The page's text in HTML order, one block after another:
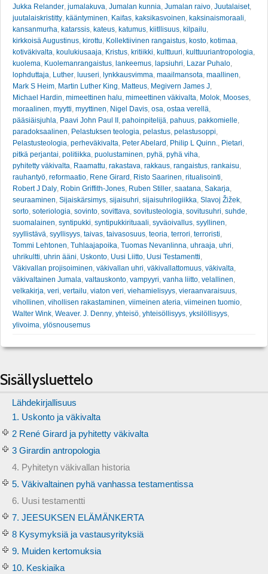
Jukka Relander, jumalakuva, Jumalan kunnia, Jumalan raivo, Juutalaiset,
juutalaiskristitty, kääntyminen, Kaifas, kaksikasvoinen, kaksinaismoraali,
kansanmurha, katarssis, kateus, katumus, kiitllisuus, kilpailu,
kirkkoisä Augustinus, kirottu, Kollektiivinen rangaistus, kosto, kotimaa,
kotiväkivalta, koulukiusaaja, Kristus, kritiikki, kulttuuri, kulttuuriantropologia,
kuolema, Kuolemanrangaistus, lankeemus, lapsiuhri, Lazar Puhalo,
lophduttaja, Luther, luuseri, lynkkausvimma, maailmansota, maallinen,
Mark S Heim, Martin Luther King, Matteus, Megivern James J,
Michael Hardin, mimeettinen halu, mimeettinen väkivalta, Molok, Mooses,
moraalinen, myytti, myyttinen, Nigel Davis, osa, ostaa verellä,
pääsiäisjuhla, Paavi John Paul II , pahoinpitelijä, pahuus, pakkomielle,
paradoksaalinen, Pelastuksen teologia, pelastus, pelastusoppi,
Pelastusteologia, perheväkivalta, Peter Abelard , Philip L Quinn., Pietari,
pitkä perjantai, politiikka, puolustaminen, pyhä, pyhä viha,
pyhitetty väkivalta, Raamattu, rakastava, rakkaus, rangaistus, rankaisu,
rauhantyö, reformaatio, Rene Girard , Risto Saarinen, ritualisointi,
Robert J Daly, Robin Griffith-Jones, Ruben Stiller, saatana, Sakarja,
seuraaminen, Sijaiskärsimys, sijaisuhri, sijaisuhrilogiikka, Slavoj Žižek,
sorto, soteriologia, sovinto, sovittava, sovitusteologia, sovitusuhri, suhde,
suomalainen, syntipukki, syntipukkirituaali, syväoivallus, syyllinen,
syyllistävä, syyllisyys, taivas, taivasosuus, teoria, terrori, terroristi,
Tommi Lehtonen, Tuhlaajapoika, Tuomas Nevanlinna, uhraaja, uhri,
uhrikultti, uhrin ääni, Uskonto, Uusi Liitto, Uusi Testamentti,
Väkivallan projisoiminen, väkivallan uhri, väkivallattomuus, väkivalta,
väkivaltainen Jumala, valtauskonto, vampyyri, vanha liitto, velallinen,
velkakirja, veri, vertailu, viaton veri, viehamielisyys, vieraanvaraisuus,
vihollinen, vihollisen rakastaminen, viimeinen ateria, viimeinen tuomio,
Walter Wink, Weaver. J. Denny, yhteisö, yhteisöllisyys, yksilöllisyys,
ylivoima, ylösnousemus
Sisällysluettelo
Lähdekirjallisuus
1. Uskonto ja väkivalta
2 René Girard ja pyhitetty väkivalta
3 Girardin antropologia
4. Pyhitetyn väkivallan historia
5. Väkivaltainen pyhä vanhassa testamentissa
6. Uusi testamentti
7. JEESUKSEN ELÄMÄNKERTA
8 Kysymyksiä ja vastausyrityksiä
9. Muiden kertomuksia
10. Keskiaika